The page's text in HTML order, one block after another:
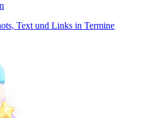
Text und Links in Termine